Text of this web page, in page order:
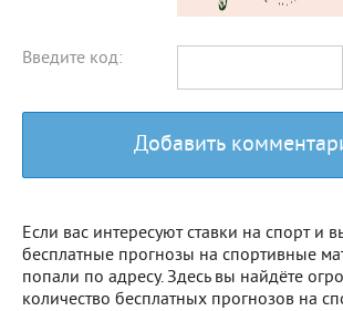
Введите код:
Добавить
Если вас интересуют ставки на спорт и
бесплатные прогнозы на спортивные
попали по адресу. Здесь вы найдёте
количество бесплатных прогнозов на